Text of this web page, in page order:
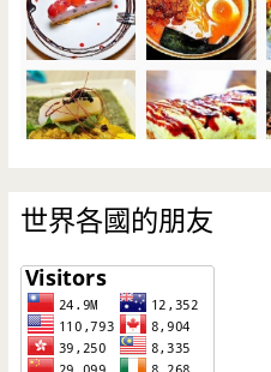
世界各國的朋友